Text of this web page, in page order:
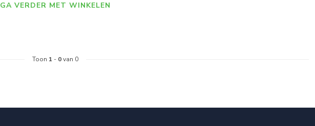
GA VERDER MET WINKELEN
Toon 1 - 0van 0